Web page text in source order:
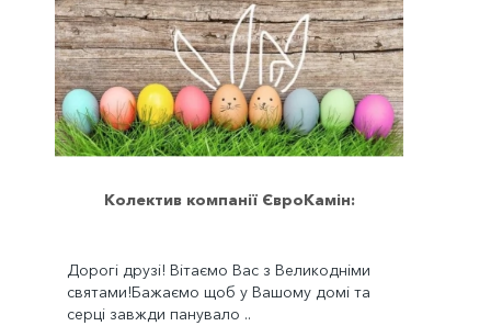
Колектив компанії ЄвроКамін:
Дорогі друзі! Вітаємо Вас з Великодніми
святами!Бажаємо щоб у Вашому домі та
серці завжди панувало ..